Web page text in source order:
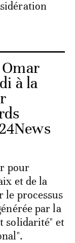
à la
pour
et de la
le processus
par la
solidarité" et